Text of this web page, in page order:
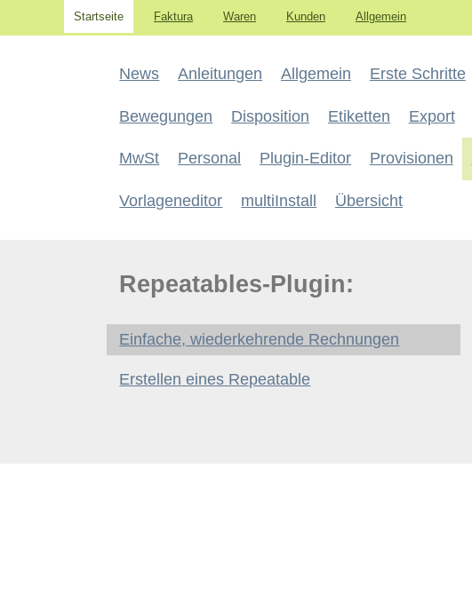
Startseite Faktura Waren Kunden Allgemein
News Anleitungen Allgemein Erste Schritte
Bewegungen Disposition Etiketten Export
MwSt Personal Plugin-Editor Provisionen
Vorlageneditor multiInstall Übersicht
Repeatables-Plugin:
Einfache, wiederkehrende Rechnungen
Erstellen eines Repeatable